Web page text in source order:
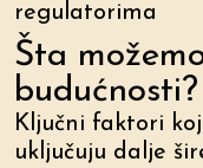
regulatorima
Šta
budućnosti?
Ključni faktori
uključuju dalje